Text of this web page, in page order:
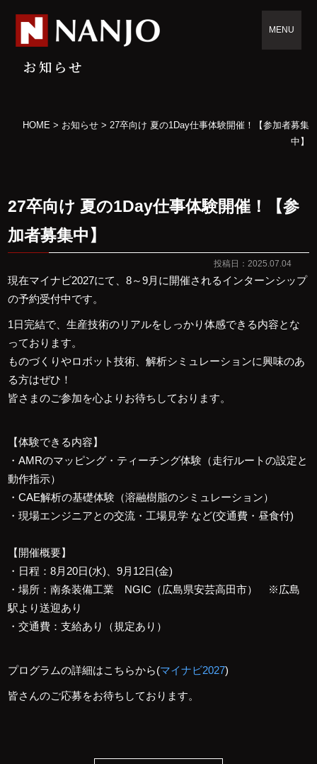
MENU
お知らせ
HOME> お知らせ> 27卒向け 夏の1Day仕事体験開催！【参加者募集
中】
27卒向け 夏の1Day仕事体験開催！【参
加者募集中】
投稿日：2025.07.04
現在マイナビ2027にて、8～9月に開催されるインターンシップ
の予約受付中です。
1日完結で、生産技術のリアルをしっかり体感できる内容とな
っております。
ものづくりやロボット技術、解析シミュレーションに興味のあ
る方はぜひ！
皆さまのご参加を心よりお待ちしております。
【体験できる内容】
・AMRのマッピング・ティーチング体験（走行ルートの設定と
動作指示）
・CAE解析の基礎体験（溶融樹脂のシミュレーション）
・現場エンジニアとの交流・工場見学 など(交通費・昼食付)
【開催概要】
・日程：8月20日(水)、9月12日(金)
・場所：南条装備工業 NGIC（広島県安芸高田市） ※広島
駅より送迎あり
・交通費：支給あり（規定あり）
プログラムの詳細はこちらから(マイナビ2027)
皆さんのご応募をお待ちしております。